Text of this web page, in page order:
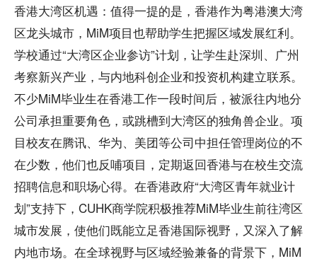
香港大湾区机遇：值得一提的是，香港作为粤港澳大湾
区龙头城市，MiM项目也帮助学生把握区域发展红利。
学校通过“大湾区企业参访”计划，让学生赴深圳、广州
考察新兴产业，与内地科创企业和投资机构建立联系。
不少MiM毕业生在香港工作一段时间后，被派往内地分
公司承担重要角色，或跳槽到大湾区的独角兽企业。项
目校友在腾讯、华为、美团等公司中担任管理岗位的不
在少数，他们也反哺项目，定期返回香港与在校生交流
招聘信息和职场心得。在香港政府“大湾区青年就业计
划”支持下，CUHK商学院积极推荐MiM毕业生前往湾区
城市发展，使他们既能立足香港国际视野，又深入了解
内地市场。在全球视野与区域经验兼备的背景下，MiM